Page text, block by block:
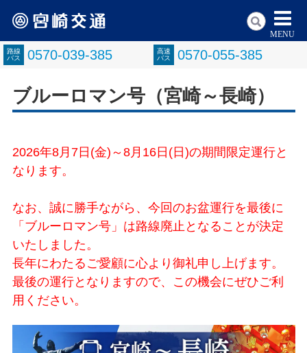
路線
バス
0570-039-385
高速
バス
0570-055-385
MENU
ブルーロマン号（宮崎～長崎）
2026年8月7日(金)～8月16日(日)の期間限定運行と
なります。
なお、誠に勝手ながら、今回のお盆運行を最後に
「ブルーロマン号」は路線廃止となることが決定
いたしました。
長年にわたるご愛顧に心より御礼申し上げます。
最後の運行となりますので、この機会にぜひご利
用ください。